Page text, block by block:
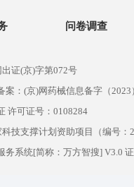
问卷调查
证(京)字第072号
案：(京)网药械信息备字（2023
许可证号：0108284
技支撑计划资助项目（编号：
务系统[简称：万方智搜] V3.0